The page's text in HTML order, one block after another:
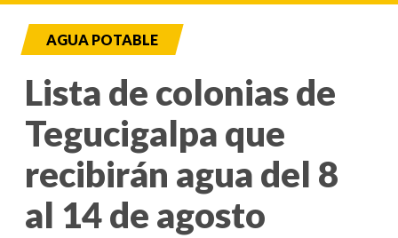
AGUA POTABLE
Lista de colonias de
Tegucigalpa que
recibirán agua del 8
al 14 de agosto